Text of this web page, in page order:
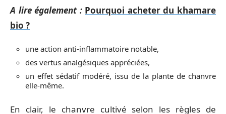
A lire également : Pourquoi acheter du khamare
bio ?
une action anti-inflammatoire notable,
des vertus analgésiques appréciées,
un effet sédatif modéré, issu de la plante de chanvre
elle-même.
En clair, le chanvre cultivé selon les règles de